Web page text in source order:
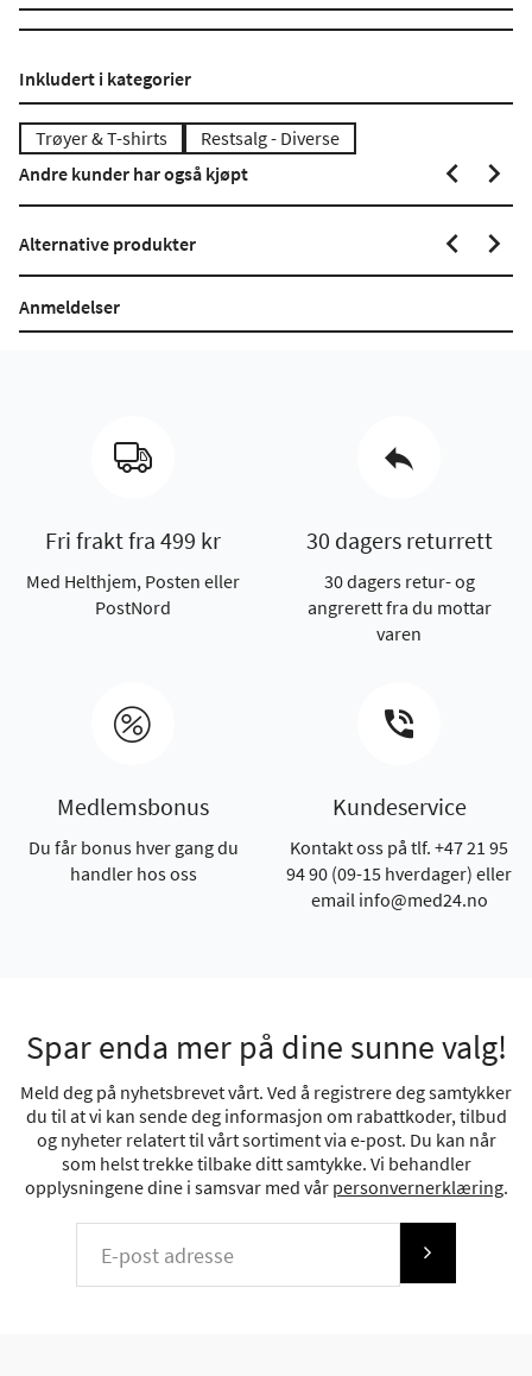
Inkludert i kategorier
Trøyer & T-shirts
Restsalg - Diverse
Andre kunder har også kjøpt
Alternative produkter
Anmeldelser
Fri frakt fra 499 kr
Med Helthjem, Posten eller
PostNord
30 dagers returrett
30 dagers retur- og
angrerett fra du mottar
varen
Medlemsbonus
Du får bonus hver gang du
handler hos oss
Kundeservice
Kontakt oss på tlf. +47 21 95
94 90 (09-15 hverdager) eller
email info@med24.no
Spar enda mer på dine sunne valg!
Meld deg på nyhetsbrevet vårt. Ved å registrere deg samtykker
du til at vi kan sende deg informasjon om rabattkoder, tilbud
og nyheter relatert til vårt sortiment via e-post. Du kan når
som helst trekke tilbake ditt samtykke. Vi behandler
opplysningene dine i samsvar med vår personvernerklæring.